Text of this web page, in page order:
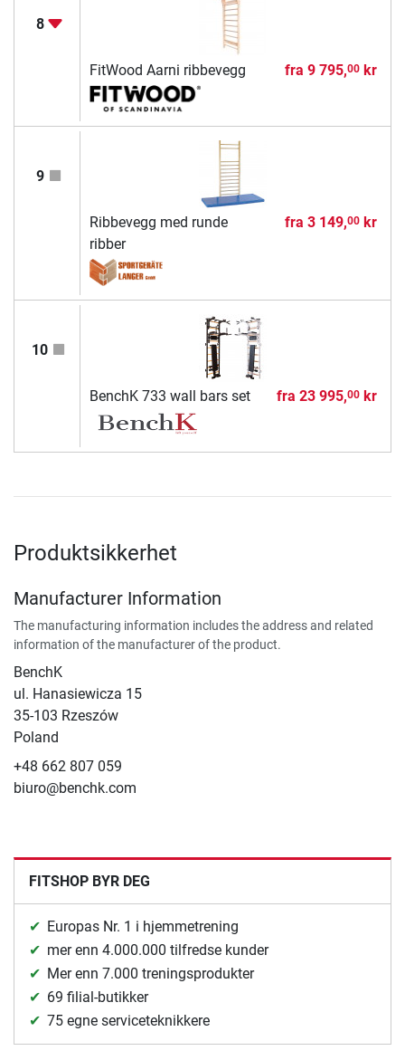
8
FitWood Aarni ribbevegg fra 9 795,00kr
9
Ribbevegg med runde
ribber
fra 3 149,00kr
10
BenchK 733 wall bars set fra 23 995,00kr
Produktsikkerhet
Manufacturer Information
The manufacturing information includes the address and related
information of the manufacturer of the product.
BenchK
ul. Hanasiewicza 15
35-103 Rzeszów
Poland
+48 662 807 059
biuro@benchk.com
FITSHOP BYR DEG
Europas Nr. 1 i hjemmetrening
mer enn 4.000.000 tilfredse kunder
Mer enn 7.000 treningsprodukter
69 filial-butikker
75 egne serviceteknikkere